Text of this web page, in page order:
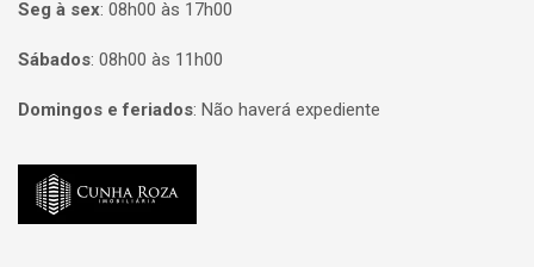
Seg à sex: 08h00 às 17h00
Sábados: 08h00 às 11h00
Domingos e feriados: Não haverá expediente
Página inicial